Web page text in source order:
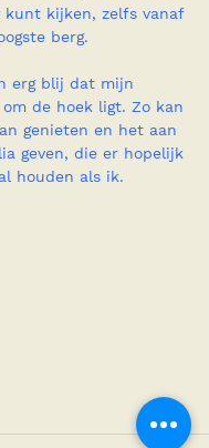
kunt kijken, zelfs vanaf
berg.
erg blij dat mijn
de hoek ligt. Zo kan
genieten en het aan
geven, die er hopelijk
houden als ik.